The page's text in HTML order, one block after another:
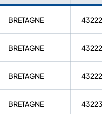
BRETAGNE
BRETAGNE
BRETAGNE
BRETAGNE